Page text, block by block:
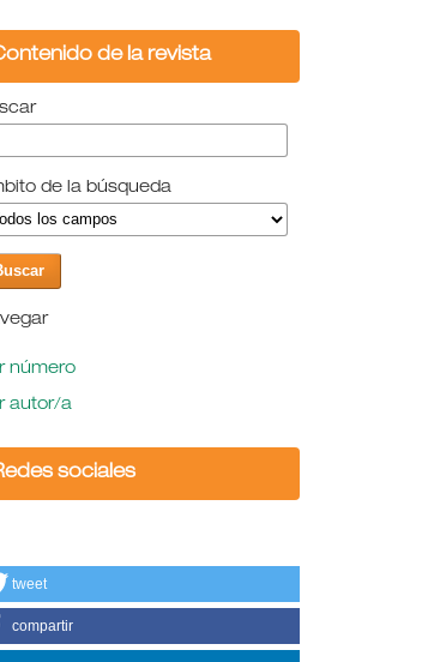
de la revista
de la búsqueda
número
autor/a
sociales
tweet
compartir